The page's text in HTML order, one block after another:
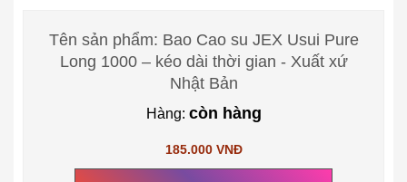
Tên sản phẩm: Bao Cao su JEX Usui Pure
Long 1000 – kéo dài thời gian - Xuất xứ
Nhật Bản
Hàng: còn hàng
185.000 VNĐ